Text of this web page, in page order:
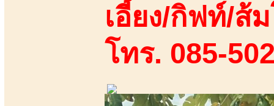
เอี้ยง/กิฟท์/ส้
โทร. 085-